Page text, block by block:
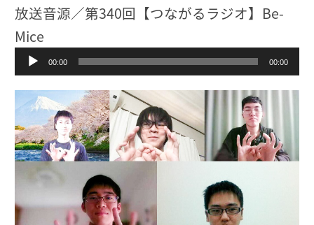
放送音源／第340回【つながるラジオ】Be-
Mice
声
プ
レ
ー
ヤ
ー
00:00 00:00